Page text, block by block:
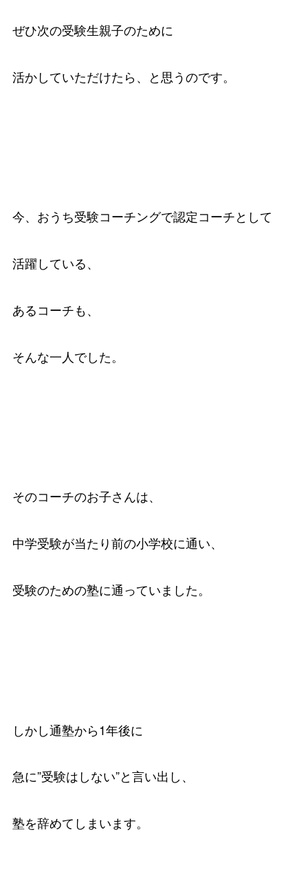
ぜひ次の受験生親子のために
活かしていただけたら、と思うのです。
今、おうち受験コーチングで認定コーチとして
活躍している、
あるコーチも、
そんな一人でした。
そのコーチのお子さんは、
中学受験が当たり前の小学校に通い、
受験のための塾に通っていました。
しかし通塾から1年後に
急に”受験はしない”と言い出し、
塾を辞めてしまいます。